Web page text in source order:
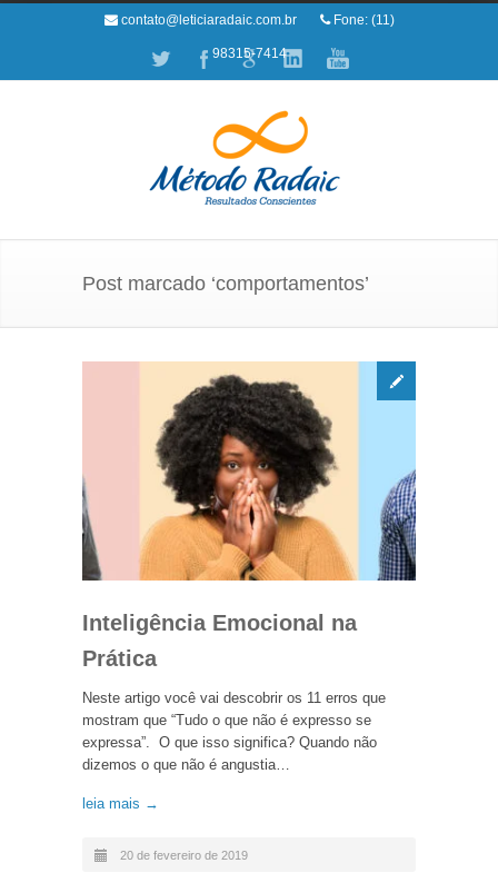
contato@leticiaradaic.com.br Fone: (11)
98315-7414
Post marcado ‘comportamentos’
Inteligência Emocional na
Prática
Neste artigo você vai descobrir os 11 erros que
mostram que “Tudo o que não é expresso se
expressa”. O que isso significa? Quando não
dizemos o que não é angustia…
leia mais →
20 de fevereiro de 2019